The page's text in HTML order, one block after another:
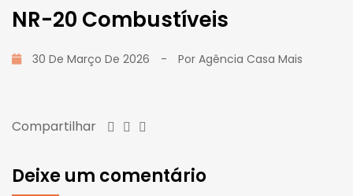
NR-20 Combustíveis
30 De Março De 2026 - Por Agência Casa Mais
Compartilhar
Deixe um comentário